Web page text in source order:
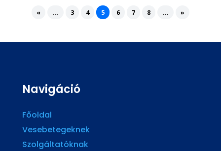
« ... 3 4 5 6 7 8 ... »
Navigáció
Főoldal
Vesebetegeknek
Szolgáltatóknak